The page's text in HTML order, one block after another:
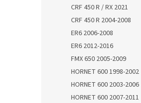
CRF 450 R / RX 2021
CRF 450 R 2004-2008
ER6 2006-2008
ER6 2012-2016
FMX 650 2005-2009
HORNET 600 1998-2002
HORNET 600 2003-2006
HORNET 600 2007-2011